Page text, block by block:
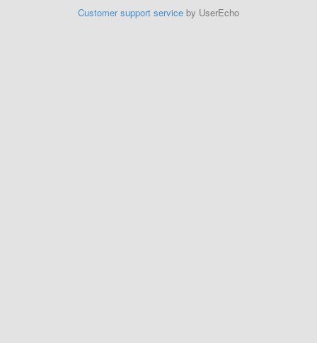
Customer support service by UserEcho